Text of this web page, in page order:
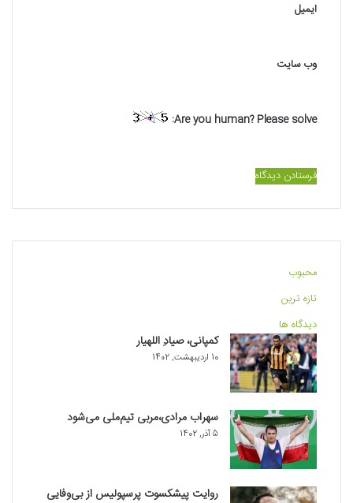
ایمیل
وب‌ سایت
Are you human? Please solve:
محبوب
تازه ترین
دیدگاه ها
کمپانی، صیادِ اللهیار
10 اردیبهشت, 1402
سهراب مرادی،مربی تیم‌ملی می‌شود
5 آذر, 1402
روایت پیشکسوت پرسپولیس از بی‌وفایی